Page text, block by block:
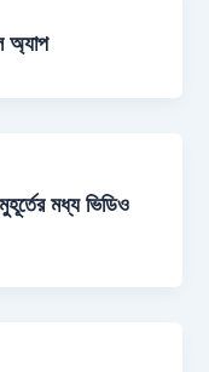
অ্যাপ
মধ্য ভিডিও